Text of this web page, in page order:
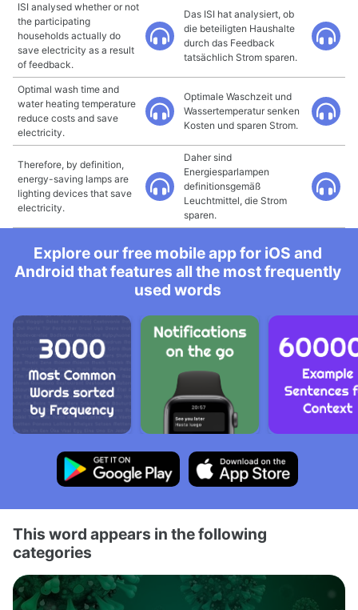
ISI analysed whether or not
the participating
households actually do
save electricity as a result
of feedback.
Das ISI hat analysiert, ob
die beteiligten Haushalte
durch das Feedback
tatsächlich Strom sparen.
Optimal wash time and
water heating temperature
reduce costs and save
electricity.
Optimale Waschzeit und
Wassertemperatur senken
Kosten und sparen Strom.
Therefore, by definition,
energy-saving lamps are
lighting devices that save
electricity.
Daher sind
Energiesparlampen
definitionsgemäß
Leuchtmittel, die Strom
sparen.
Explore our free mobile app for iOS and
Android that features all the most frequently
used words
This word appears in the following
categories